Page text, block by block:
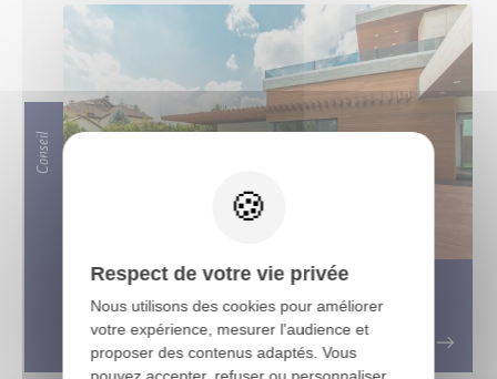
Conseil
Tout ce que vous devez savoir sur les
terrasses en bois exotique
Respect de votre vie privée
Nous utilisons des cookies pour améliorer
votre expérience, mesurer l'audience et
proposer des contenus adaptés. Vous